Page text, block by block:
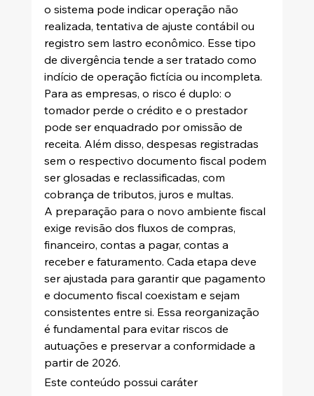
o sistema pode indicar operação não
realizada, tentativa de ajuste contábil ou
registro sem lastro econômico. Esse tipo
de divergência tende a ser tratado como
indício de operação fictícia ou incompleta.
Para as empresas, o risco é duplo: o
tomador perde o crédito e o prestador
pode ser enquadrado por omissão de
receita. Além disso, despesas registradas
sem o respectivo documento fiscal podem
ser glosadas e reclassificadas, com
cobrança de tributos, juros e multas.
A preparação para o novo ambiente fiscal
exige revisão dos fluxos de compras,
financeiro, contas a pagar, contas a
receber e faturamento. Cada etapa deve
ser ajustada para garantir que pagamento
e documento fiscal coexistam e sejam
consistentes entre si. Essa reorganização
é fundamental para evitar riscos de
autuações e preservar a conformidade a
partir de 2026.
Este conteúdo possui caráter